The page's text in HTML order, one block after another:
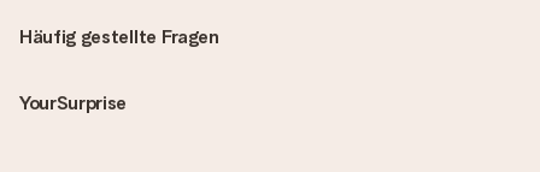
Häufig gestellte Fragen
YourSurprise